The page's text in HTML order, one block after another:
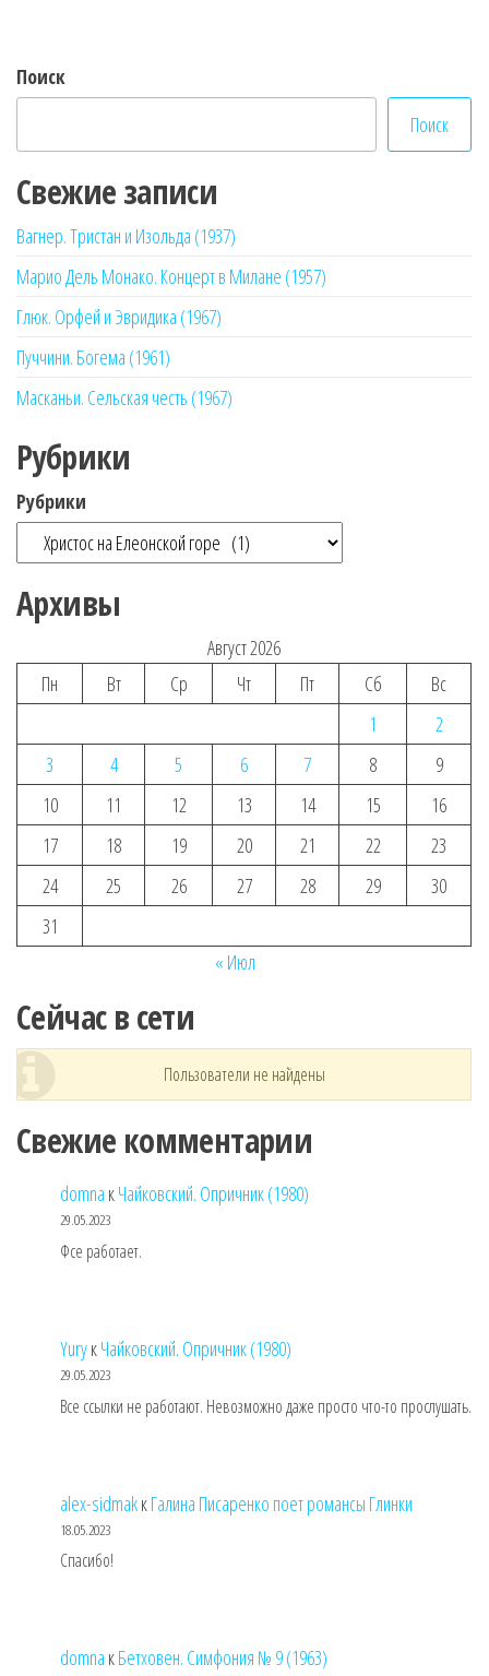
Поиск
Поиск
Свежие записи
Вагнер. Тристан и Изольда (1937)
Марио Дель Монако. Концерт в Милане (1957)
Глюк. Орфей и Эвридика (1967)
Пуччини. Богема (1961)
Масканьи. Сельская честь (1967)
Рубрики
Рубрики
Архивы
Август 2026
Пн
Вт Ср Чт Пт Сб
Вс
1
2
3
4 5 6 7 8
9
10
11 12 13 14 15
16
17
18 19 20 21 22
23
24
25 26 27 28 29
30
31
« Июл
Сейчас в сети
Пользователи не найдены
Свежие комментарии
domna кЧайковский. Опричник (1980)
29.05.2023
Фсе работает.
YuryкЧайковский. Опричник (1980)
29.05.2023
Все ссылки не работают. Невозможно даже просто что-то прослушать.
alex-sidmakкГалина Писаренко поет романсы Глинки
18.05.2023
Спасибо!
domna кБетховен. Симфония № 9 (1963)